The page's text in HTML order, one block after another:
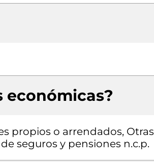
económicas?
propios o arrendados, Otras
seguros y pensiones n.c.p.